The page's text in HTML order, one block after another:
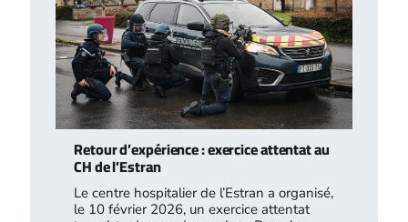
Retour d’expérience : exercice attentat au
CH de l’Estran
Le centre hospitalier de l’Estran a organisé,
le 10 février 2026, un exercice attentat